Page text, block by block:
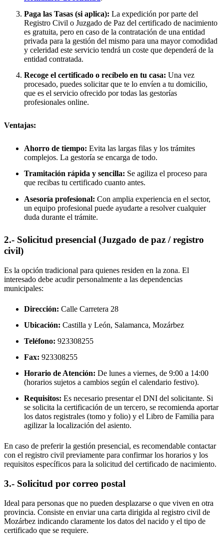
Paga las Tasas (si aplica): La expedición por parte del
Registro Civil o Juzgado de Paz del certificado de nacimiento
es gratuita, pero en caso de la contratación de una entidad
privada para la gestión del mismo para una mayor comodidad
y celeridad este servicio tendrá un coste que dependerá de la
entidad contratada.
Recoge el certificado o recíbelo en tu casa: Una vez
procesado, puedes solicitar que te lo envíen a tu domicilio,
que es el servicio ofrecido por todas las gestorías
profesionales online.
Ventajas:
Ahorro de tiempo: Evita las largas filas y los trámites
complejos. La gestoría se encarga de todo.
Tramitación rápida y sencilla: Se agiliza el proceso para
que recibas tu certificado cuanto antes.
Asesoría profesional: Con amplia experiencia en el sector,
un equipo profesional puede ayudarte a resolver cualquier
duda durante el trámite.
2.- Solicitud presencial (Juzgado de paz / registro
civil)
Es la opción tradicional para quienes residen en la zona. El
interesado debe acudir personalmente a las dependencias
municipales:
Dirección: Calle Carretera 28
Ubicación: Castilla y León, Salamanca, Mozárbez
Teléfono: 923308255
Fax: 923308255
Horario de Atención: De lunes a viernes, de 9:00 a 14:00
(horarios sujetos a cambios según el calendario festivo).
Requisitos: Es necesario presentar el DNI del solicitante. Si
se solicita la certificación de un tercero, se recomienda aportar
los datos registrales (tomo y folio) y el Libro de Familia para
agilizar la localización del asiento.
En caso de preferir la gestión presencial, es recomendable contactar
con el registro civil previamente para confirmar los horarios y los
requisitos específicos para la solicitud del certificado de nacimiento.
3.- Solicitud por correo postal
Ideal para personas que no pueden desplazarse o que viven en otra
provincia. Consiste en enviar una carta dirigida al registro civil de
Mozárbez indicando claramente los datos del nacido y el tipo de
certificado que se requiere.